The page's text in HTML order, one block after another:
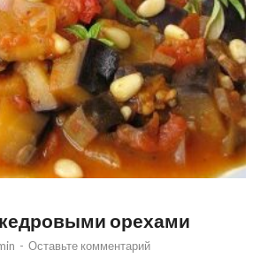
орехами
- Оставьте комментарий